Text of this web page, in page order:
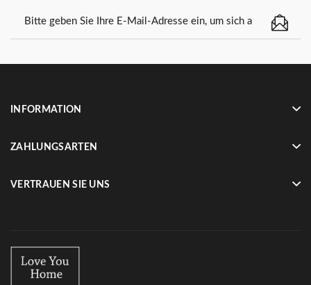
INFORMATION
ZAHLUNGSARTEN
VERTRAUEN SIE UNS